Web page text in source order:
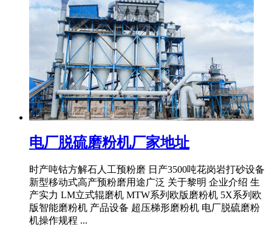
电厂脱硫磨粉机厂家地址
时产吨钴方解石人工预粉磨 日产3500吨花岗岩打砂设备
新型移动式高产预粉磨用途广泛 关于黎明 企业介绍 生
产实力 LM立式辊磨机 MTW系列欧版磨粉机 5X系列欧
版智能磨粉机 产品设备 超压梯形磨粉机 电厂脱硫磨粉
机操作规程 ...